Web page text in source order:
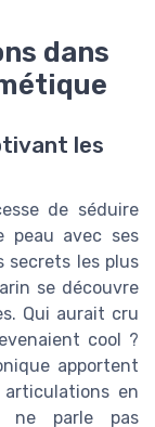
dans
les
de séduire
peau avec ses
secrets les plus
se découvre
Qui aurait cru
cool ?
apportent
en
ne parle pas